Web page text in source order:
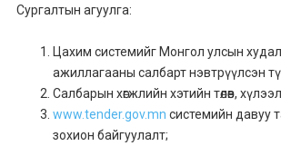
Сургалтын агуулга:
Цахим системийг Монгол улсын
ажиллагааны салбарт нэвтрүүлсэн
Салбарын хөгжлийн хэтийн төлөв,
www.tender.gov.mn системийн давуу
зохион байгуулалт;